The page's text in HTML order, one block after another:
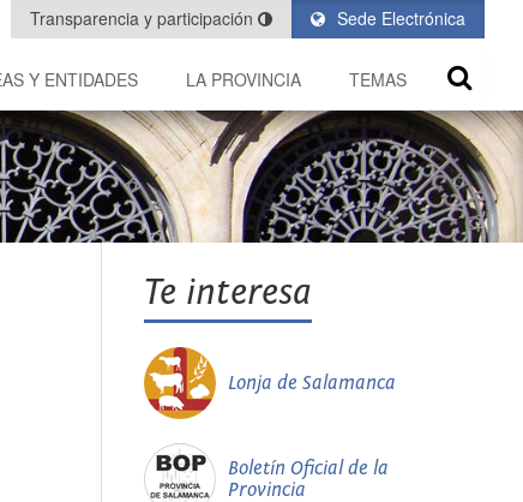
Sede Electrónica
Transparencia y participación
Y ENTIDADES LA PROVINCIA TEMAS
Te interesa
Lonja de Salamanca
Boletín Oficial de la
Provincia